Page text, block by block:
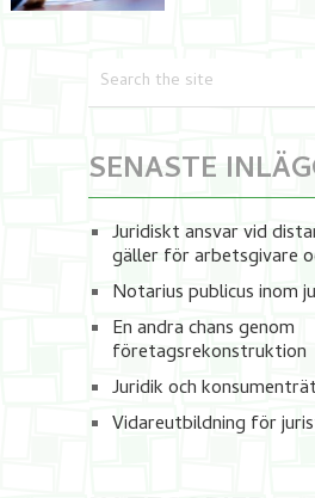
SENASTE
Juridiskt ansvar vid
gäller för arbetsgivare
Notarius publicus inom
En andra chans genom
företagsrekonstruktion
Juridik och
Vidareutbildning för